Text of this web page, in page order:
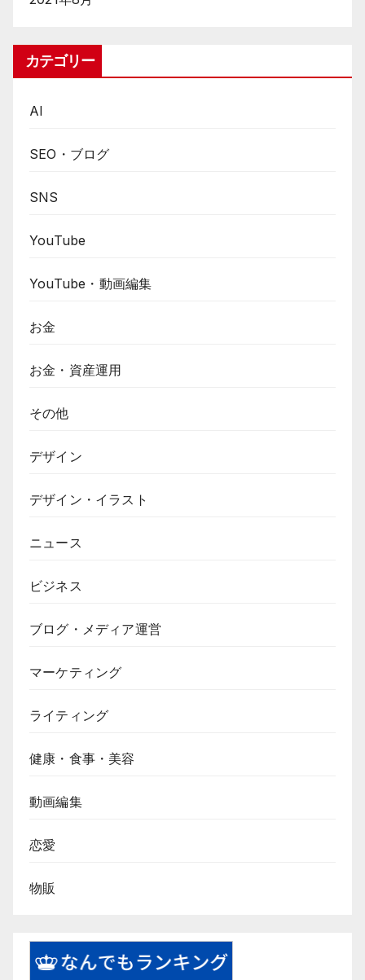
カテゴリー
AI
SEO・ブログ
SNS
YouTube
YouTube・動画編集
お金
お金・資産運用
その他
デザイン
デザイン・イラスト
ニュース
ビジネス
ブログ・メディア運営
マーケティング
ライティング
健康・食事・美容
動画編集
恋愛
物販